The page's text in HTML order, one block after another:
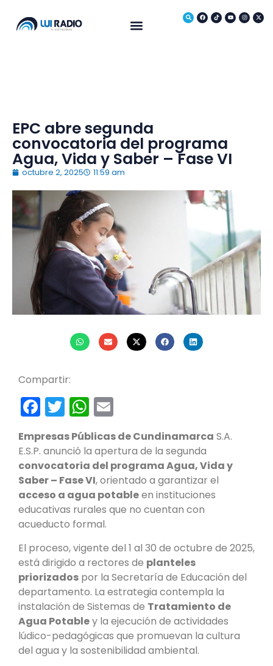
EPC abre segunda
convocatoria del programa
Agua, Vida y Saber – Fase VI
octubre 2, 2025 11:59 am
Compartir:
Facebook
TwitterWhatsApp
Empresas Públicas de Cundinamarca S.A.
E.S.P. anunció la apertura de la segunda
convocatoria del programa Agua, Vida y
Saber – Fase VI, orientado a garantizar el
acceso a agua potableen instituciones
educativas rurales que no cuentan con
acueducto formal.
El proceso, vigente del 1 al 30 de octubre de 2025,
está dirigido a rectores de planteles
priorizados por la Secretaría de Educación del
departamento. La estrategia contempla la
instalación de Sistemas de Tratamiento de
Agua Potabley la ejecución de actividades
lúdico-pedagógicas que promuevan la cultura
del agua y la sostenibilidad ambiental.